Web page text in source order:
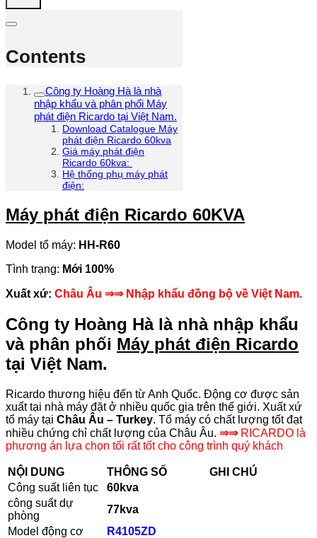
Contents
Công ty Hoàng Hà là nhà
nhập khẩu và phân phối Máy
phát điện Ricardo tại Việt Nam.
Download Catalogue Máy
phát điện Ricardo 60kva
Giá máy phát điện
Ricardo 60kva:
Hệ thống phụ máy phát
điện:
Máy phát điện Ricardo 60KVA
Model tổ máy: HH-R60
Tình trạng: Mới 100%
Xuất xứ: Châu Âu ⇒⇒ Nhập khẩu đồng bộ về Việt Nam.
Công ty Hoàng Hà là nhà nhập khẩu
và phân phối Máy phát điện Ricardo
tại Việt Nam.
Ricardo thương hiệu đến từ Anh Quốc. Động cơ được sản
xuất tại nhà máy đặt ở nhiều quốc gia trên thế giới. Xuất xứ
tổ máy tại Châu Âu – Turkey. Tổ máy có chất lượng tốt đạt
nhiều chứng chỉ chất lượng của Châu Âu. ⇒⇒RICARDO là
phương án lựa chọn tối rất tốt cho công trình quý khách
NỘI DUNG THÔNG SỐ
GHI CHÚ
Công suất liên tục
60kva
công suất dự
phòng
77kva
Model động cơ
R4105ZD